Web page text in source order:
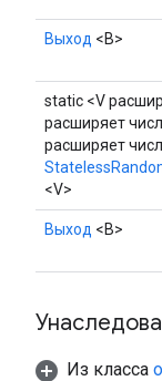
Выход <В>
static <V
расширяет
расширяет
<V>
Выход <В>
Из класса